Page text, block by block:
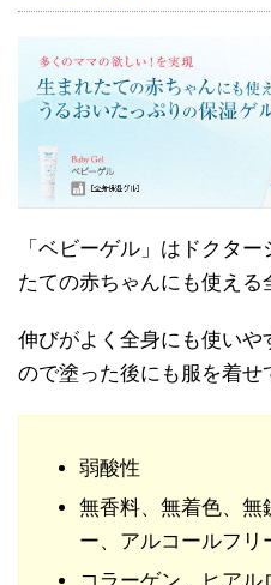
「ベビーゲル」はドクタ
たての赤ちゃんにも使える
伸びがよく全身にも使い
ので塗った後にも服を着せ
弱酸性
無香料、無着色、無
ー、アルコールフリ